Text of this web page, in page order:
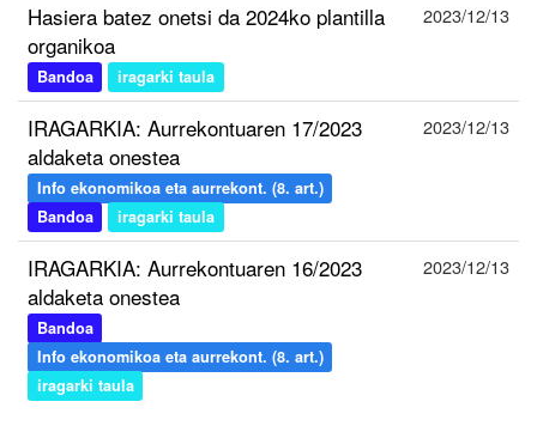
Hasiera batez onetsi da 2024ko plantilla
organikoa
Bandoa iragarki taula
2023/12/13
IRAGARKIA: Aurrekontuaren 17/2023
aldaketa onestea
Info ekonomikoa eta aurrekont. (8. art.)
Bandoa
iragarki taula
2023/12/13
IRAGARKIA: Aurrekontuaren 16/2023
aldaketa onestea
Bandoa
Info ekonomikoa eta aurrekont. (8. art.)
iragarki taula
2023/12/13